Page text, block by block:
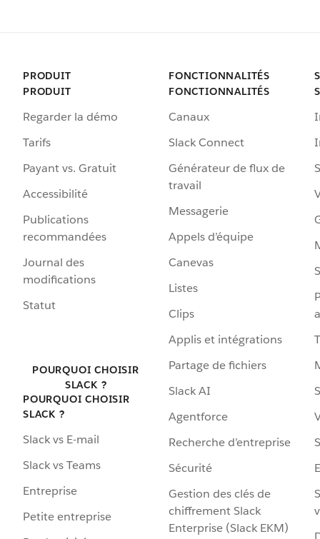
PRODUIT
PRODUIT
Regarder la démo
Tarifs
Payant vs. Gratuit
Accessibilité
Publications
recommandées
Journal des
modifications
Statut
POURQUOI CHOISIR
SLACK ?
POURQUOI CHOISIR
SLACK ?
Slack vs E-mail
Slack vs Teams
Entreprise
Petite entreprise
FONCTIONNALITÉS
FONCTIONNALITÉS
Canaux
Slack Connect
Générateur de flux de
travail
Messagerie
Appels d’équipe
Canevas
Listes
Clips
Applis et intégrations
Partage de fichiers
Slack AI
Agentforce
Recherche d’entreprise
Sécurité
Gestion des clés de
chiffrement Slack
Enterprise (Slack EKM)